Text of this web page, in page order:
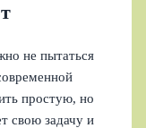
не пытаться
простую, но
свою задачу и